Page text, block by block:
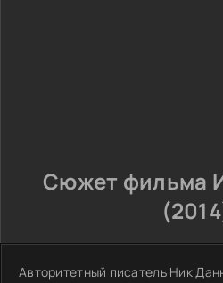
Сюжет фильма
Авторитетный писатель Ник